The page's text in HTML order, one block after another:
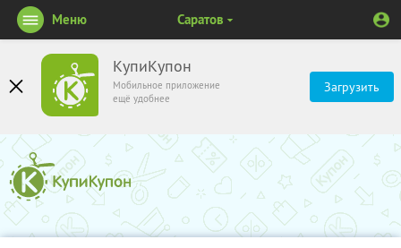
КупиКупон
Мобильное приложение
ещё удобнее
Загрузить
Меню Саратов